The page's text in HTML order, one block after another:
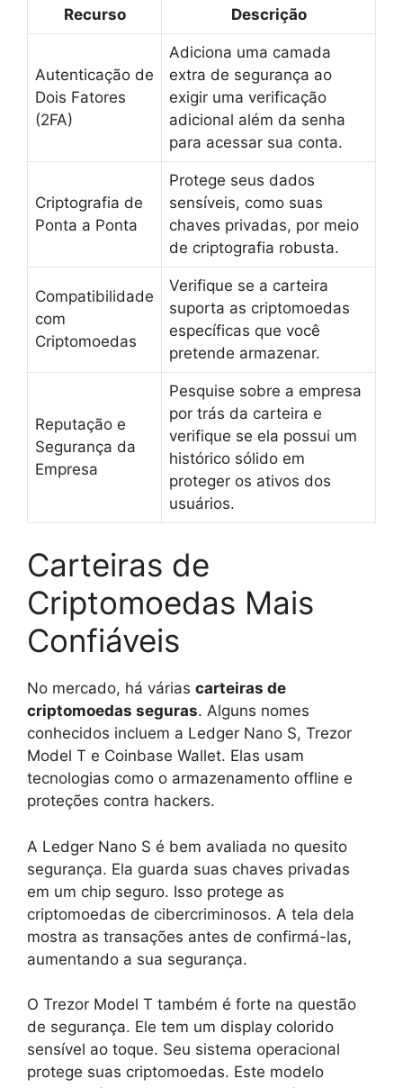
Recurso Descrição
Autenticação de
Dois Fatores
(2FA)
Adiciona uma camada
extra de segurança ao
exigir uma verificação
adicional além da senha
para acessar sua conta.
Criptografia de
Ponta a Ponta
Protege seus dados
sensíveis, como suas
chaves privadas, por meio
de criptografia robusta.
Compatibilidade
com
Criptomoedas
Verifique se a carteira
suporta as criptomoedas
específicas que você
pretende armazenar.
Reputação e
Segurança da
Empresa
Pesquise sobre a empresa
por trás da carteira e
verifique se ela possui um
histórico sólido em
proteger os ativos dos
usuários.
Carteiras de
Criptomoedas Mais
Confiáveis
No mercado, há várias carteiras de
criptomoedas seguras. Alguns nomes
conhecidos incluem a Ledger Nano S, Trezor
Model T e Coinbase Wallet. Elas usam
tecnologias como o armazenamento offline e
proteções contra hackers.
A Ledger Nano S é bem avaliada no quesito
segurança. Ela guarda suas chaves privadas
em um chip seguro. Isso protege as
criptomoedas de cibercriminosos. A tela dela
mostra as transações antes de confirmá-las,
aumentando a sua segurança.
O Trezor Model T também é forte na questão
de segurança. Ele tem um display colorido
sensível ao toque. Seu sistema operacional
protege suas criptomoedas. Este modelo